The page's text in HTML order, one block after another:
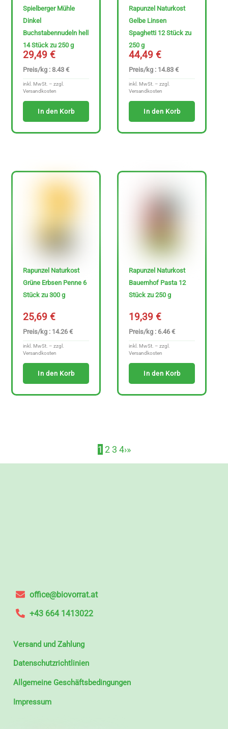
Spielberger Mühle
Dinkel
Buchstabennudeln hell
14 Stück zu 250 g
29,49€
Preis/kg : 8.43 €
inkl. MwSt. – zzgl.
Versandkosten
In den Korb
Rapunzel Naturkost
Gelbe Linsen
Spaghetti 12 Stück zu
250 g
44,49€
Preis/kg : 14.83 €
inkl. MwSt. – zzgl.
Versandkosten
In den Korb
Rapunzel Naturkost
Grüne Erbsen Penne 6
Stück zu 300 g
25,69€
Preis/kg : 14.26 €
inkl. MwSt. – zzgl.
Versandkosten
In den Korb
Rapunzel Naturkost
Bauernhof Pasta 12
Stück zu 250 g
19,39€
Preis/kg : 6.46 €
inkl. MwSt. – zzgl.
Versandkosten
In den Korb
1 2 3 4›»
office@biovorrat.at
+43 664 1413022
Versand und Zahlung
Datenschutzrichtlinien
Allgemeine Geschäftsbedingungen
Impressum